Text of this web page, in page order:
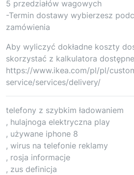
5 przedziałów wagowych
-Termin dostawy wybierzesz
zamówienia
Aby wyliczyć dokładne koszty
skorzystać z kalkulatora
https://www.ikea.com/pl/pl/
service/services/delivery/
telefony z szybkim ładowaniem
, hulajnoga elektryczna play
, używane iphone 8
, wirus na telefonie reklamy
, rosja informacje
, zus definicja